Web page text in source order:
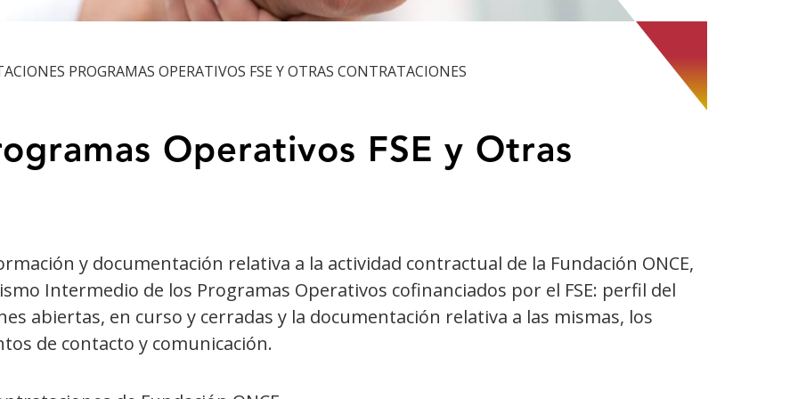
PROGRAMAS OPERATIVOS FSE Y OTRAS CONTRATACIONES
Operativos FSE y Otras
y documentación relativa a la actividad contractual de la Fundación ONCE,
Intermedio de los Programas Operativos cofinanciados por el FSE: perfil del
abiertas, en curso y cerradas y la documentación relativa a las mismas, los
de contacto y comunicación.